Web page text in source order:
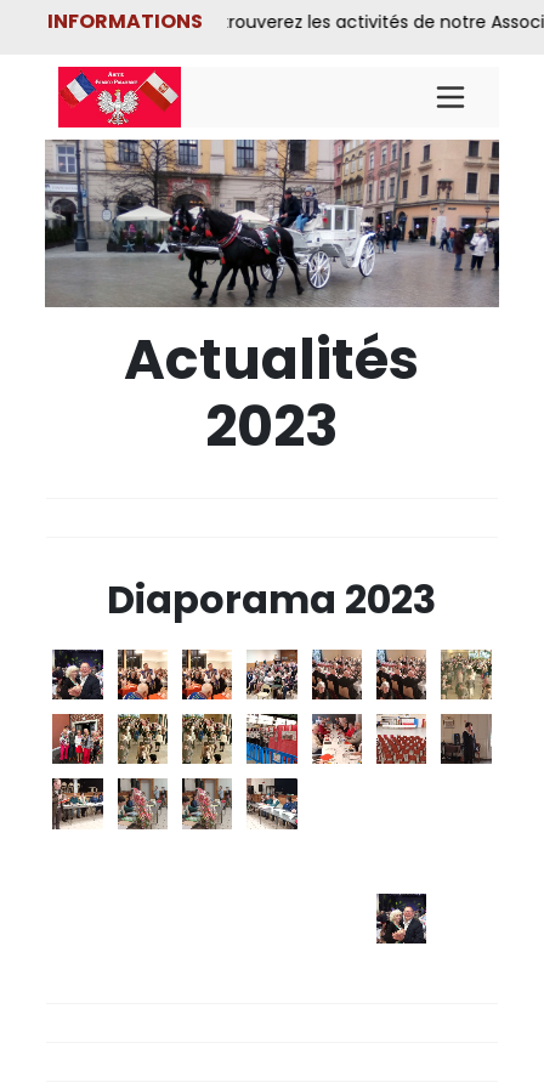
INFORMATIONS
★ ★ ★ Vous y trouverez les activités de notre
Actualités
2023
Diaporama 2023